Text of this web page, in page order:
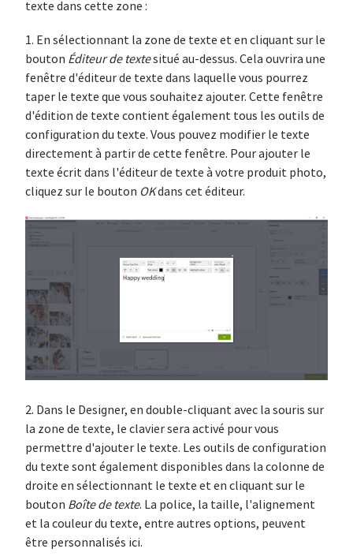
texte dans cette zone :
1. En sélectionnant la zone de texte et en cliquant sur le
bouton Éditeur de textesitué au-dessus. Cela ouvrira une
fenêtre d'éditeur de texte dans laquelle vous pourrez
taper le texte que vous souhaitez ajouter. Cette fenêtre
d'édition de texte contient également tous les outils de
configuration du texte. Vous pouvez modifier le texte
directement à partir de cette fenêtre. Pour ajouter le
texte écrit dans l'éditeur de texte à votre produit photo,
cliquez sur le bouton OKdans cet éditeur.
2. Dans le Designer, en double-cliquant avec la souris sur
la zone de texte, le clavier sera activé pour vous
permettre d'ajouter le texte. Les outils de configuration
du texte sont également disponibles dans la colonne de
droite en sélectionnant le texte et en cliquant sur le
bouton Boîte de texte. La police, la taille, l'alignement
et la couleur du texte, entre autres options, peuvent
être personnalisés ici.